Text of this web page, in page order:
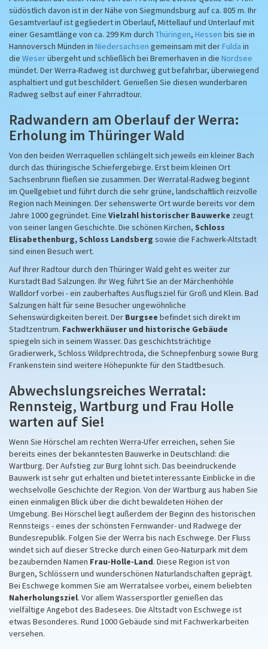
südöstlich davon ist in der Nähe von Siegmundsburg auf ca. 805 m. Ihr
Gesamtverlauf ist gegliedert in Oberlauf, Mittellauf und Unterlauf mit
einer Gesamtlänge von ca. 299 Km durch Thüringen, Hessen bis sie in
Hannoversch Münden in Niedersachsen gemeinsam mit der Fulda in
die Weserübergeht und schließlich bei Bremerhaven in die Nordsee
mündet. Der Werra-Radweg ist durchweg gut befahrbar, überwiegend
asphaltiert und gut beschildert. Genießen Sie diesen wunderbaren
Radweg selbst auf einer Fahrradtour.
Radwandern am Oberlauf der Werra:
Erholung im Thüringer Wald
Von den beiden Werraquellen schlängelt sich jeweils ein kleiner Bach
durch das thüringische Schiefergebirge. Erst beim kleinen Ort
Sachsenbrunn fließen sie zusammen. Der Werratal-Radweg beginnt
im Quellgebiet und führt durch die sehr grüne, landschaftlich reizvolle
Region nach Meiningen. Der sehenswerte Ort wurde bereits vor dem
Jahre 1000 gegründet. Eine Vielzahl historischer Bauwerke zeugt
von seiner langen Geschichte. Die schönen Kirchen, Schloss
Elisabethenburg, Schloss Landsberg sowie die Fachwerk-Altstadt
sind einen Besuch wert.
Auf Ihrer Radtour durch den Thüringer Wald geht es weiter zur
Kurstadt Bad Salzungen. Ihr Weg führt Sie an der Märchenhöhle
Walldorf vorbei - ein zauberhaftes Ausflugsziel für Groß und Klein. Bad
Salzungen hält für seine Besucher ungewöhnliche
Sehenswürdigkeiten bereit. Der Burgsee befindet sich direkt im
Stadtzentrum. Fachwerkhäuser und historische Gebäude
spiegeln sich in seinem Wasser. Das geschichtsträchtige
Gradierwerk, Schloss Wildprechtroda, die Schnepfenburg sowie Burg
Frankenstein sind weitere Höhepunkte für den Stadtbesuch.
Abwechslungsreiches Werratal:
Rennsteig, Wartburg und Frau Holle
warten auf Sie!
Wenn Sie Hörschel am rechten Werra-Ufer erreichen, sehen Sie
bereits eines der bekanntesten Bauwerke in Deutschland: die
Wartburg. Der Aufstieg zur Burg lohnt sich. Das beeindruckende
Bauwerk ist sehr gut erhalten und bietet interessante Einblicke in die
wechselvolle Geschichte der Region. Von der Wartburg aus haben Sie
einen einmaligen Blick über die dicht bewaldeten Höhen der
Umgebung. Bei Hörschel liegt außerdem der Beginn des historischen
Rennsteigs - eines der schönsten Fernwander- und Radwege der
Bundesrepublik. Folgen Sie der Werra bis nach Eschwege. Der Fluss
windet sich auf dieser Strecke durch einen Geo-Naturpark mit dem
bezaubernden Namen Frau-Holle-Land. Diese Region ist von
Burgen, Schlössern und wunderschönen Naturlandschaften geprägt.
Bei Eschwege kommen Sie am Werratalsee vorbei, einem beliebten
Naherholungsziel. Vor allem Wassersportler genießen das
vielfältige Angebot des Badesees. Die Altstadt von Eschwege ist
etwas Besonderes. Rund 1000 Gebäude sind mit Fachwerkarbeiten
versehen.